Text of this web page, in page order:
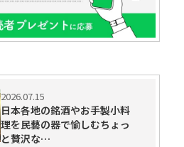
2026.07.15
日本各地の銘酒やお手製小料
理を民藝の器で愉しむちょっ
と贅沢な…